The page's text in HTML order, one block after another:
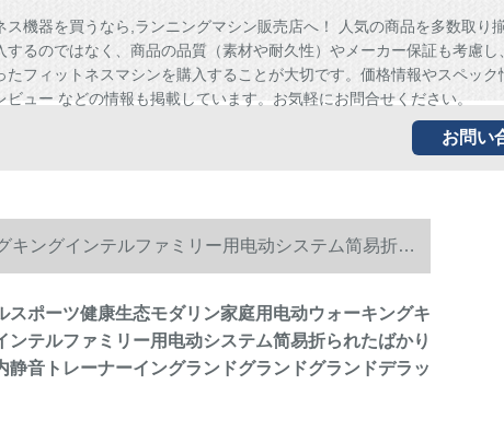
ス機器を買うなら,ランニングマシン販売店へ！ 人気の商品を多数取り
するのではなく、商品の品質（素材や耐久性）やメーカー保証も考慮し
たフィットネスマシンを購入することが大切です。価格情報やスペック
ビュー などの情報も掲載しています。お気軽にお問合せください。
お問い
ングインテルファミリー用电动システム简易折ら
ラックス版
スポーツ健康生态モダリン家庭用电动ウォーキングキ
ンテルファミリー用电动システム简易折られたばかり
静音トレーナーイングランドグランドグランドデラッ